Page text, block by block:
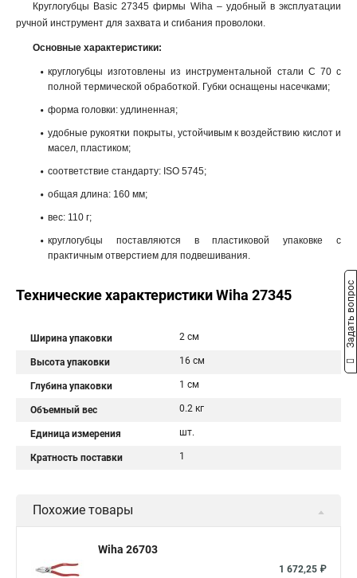
Круглогубцы Basic 27345 фирмы Wiha – удобный в эксплуатации
ручной инструмент для захвата и сгибания проволоки.
Основные характеристики:
круглогубцы изготовлены из инструментальной стали C 70 с
полной термической обработкой. Губки оснащены насечками;
форма головки: удлиненная;
удобные рукоятки покрыты, устойчивым к воздействию кислот и
масел, пластиком;
соответствие стандарту: ISO 5745;
общая длина: 160 мм;
вес: 110 г;
круглогубцы поставляются в пластиковой упаковке с
практичным отверстием для подвешивания.
Технические характеристики Wiha 27345
Ширина упаковки 2 см
Высота упаковки 16 см
Глубина упаковки 1 см
Объемный вес 0.2 кг
Единица измерения шт.
Кратность поставки 1
Похожие товары
Wiha 26703
1 672,25 ₽
Задать вопрос